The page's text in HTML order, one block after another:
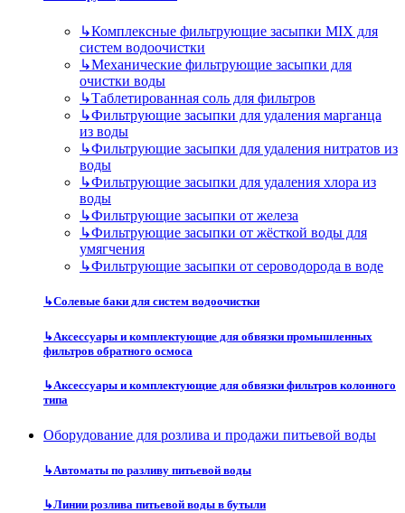
↳Комплексные фильтрующие засыпки MIX для
систем водоочистки
↳Механические фильтрующие засыпки для
очистки воды
↳Таблетированная соль для фильтров
↳Фильтрующие засыпки для удаления марганца
из воды
↳Фильтрующие засыпки для удаления нитратов из
воды
↳Фильтрующие засыпки для удаления хлора из
воды
↳Фильтрующие засыпки от железа
↳Фильтрующие засыпки от жёсткой воды для
умягчения
↳Фильтрующие засыпки от сероводорода в воде
↳Солевые баки для систем водоочистки
↳Аксессуары и комплектующие для обвязки промышленных
фильтров обратного осмоса
↳Аксессуары и комплектующие для обвязки фильтров колонного
типа
Оборудование для розлива и продажи питьевой воды
↳Автоматы по разливу питьевой воды
↳Линии розлива питьевой воды в бутыли